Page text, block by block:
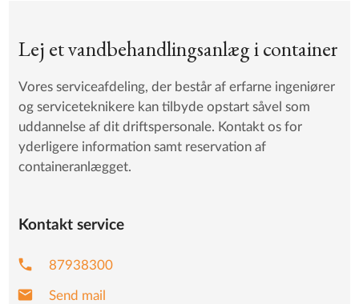
Lej et vandbehandlingsanlæg i container
Vores serviceafdeling, der består af erfarne ingeniører
og serviceteknikere kan tilbyde opstart såvel som
uddannelse af dit driftspersonale. Kontakt os for
yderligere information samt reservation af
containeranlægget.
Kontakt service
phone 87938300
mail Send mail